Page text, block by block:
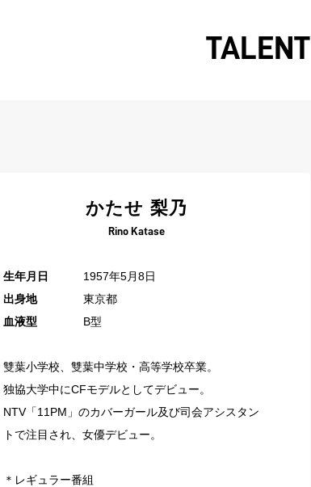
TALENT
かたせ 梨乃
Rino Katase
生年月日
1957年5月8日
出身地
東京都
血液型
B型
雙葉小学校、雙葉中学校・高等学校卒業。
独協大学中にCFモデルとしてデビュー。
NTV「11PM」のカバーガール及び司会アシスタン
トで注目され、女優デビュー。
＊レギュラー番組